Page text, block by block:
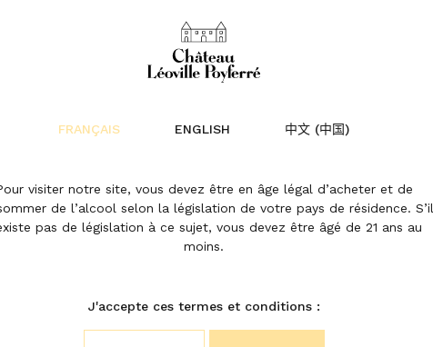
FRANÇAIS ENGLISH 中文 (中国)
visiter notre site, vous devez être en âge légal d’acheter et de
de l’alcool selon la législation de votre pays de résidence. S’il
pas de législation à ce sujet, vous devez être âgé de 21 ans au
moins.
J'accepte ces termes et conditions :